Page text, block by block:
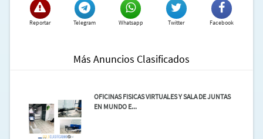
WhatsApp:55 34433798
Reportar Telegram Whatsapp Twitter Facebook
Más Anuncios Clasificados
OFICINAS FISICAS VIRTUALES Y SALA DE JUNTAS
EN MUNDO E...